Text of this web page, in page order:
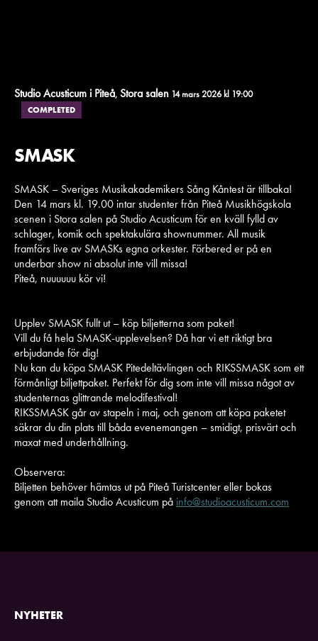
Studio Acusticum i Piteå, Stora salen 14 mars 2026 kl 19:00
COMPLETED
SMASK
SMASK – Sveriges Musikakademikers Sång Kåntest är tillbaka!
Den 14 mars kl. 19.00 intar studenter från Piteå Musikhögskola
scenen i Stora salen på Studio Acusticum för en kväll fylld av
schlager, komik och spektakulära shownummer. All musik
framförs live av SMASKs egna orkester. Förbered er på en
underbar show ni absolut inte vill missa!
Piteå, nuuuuuu kör vi!
Upplev SMASK fullt ut – köp biljetterna som paket!
Vill du få hela SMASK-upplevelsen? Då har vi ett riktigt bra
erbjudande för dig!
Nu kan du köpa SMASK Pitedeltävlingen och RIKSSMASK som ett
förmånligt biljettpaket. Perfekt för dig som inte vill missa något av
studenternas glittrande melodifestival!
RIKSSMASK går av stapeln i maj, och genom att köpa paketet
säkrar du din plats till båda evenemangen – smidigt, prisvärt och
maxat med underhållning.
Observera:
Biljetten behöver hämtas ut på Piteå Turistcenter eller bokas
genom att maila Studio Acusticum på info@studioacusticum.com
NYHETER